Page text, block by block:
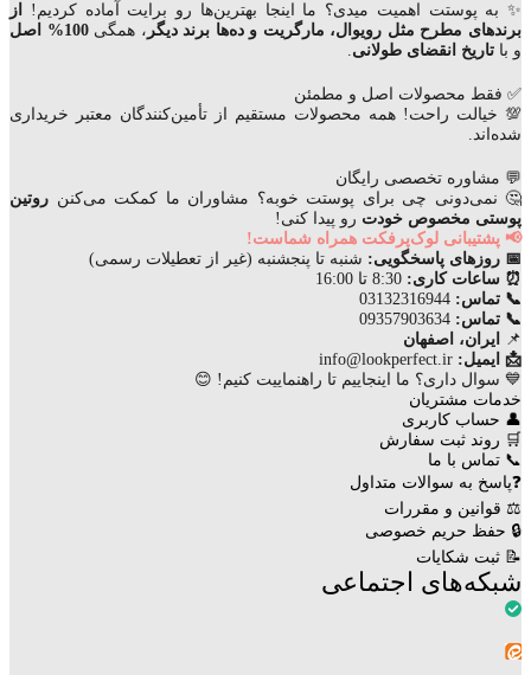
✨ به پوستت اهمیت میدی؟ ما اینجا بهترین‌ها رو برایت آماده کردیم!
از
برندهای مطرح مثل رویوال، مارگریت و ده‌ها برند دیگر ، همگی100% اصل
و با تاریخ انقضای طولانی.
✅ فقط محصولات اصل و مطمئن
💯 خیالت راحت! همه محصولات مستقیم از تأمین‌کنندگان معتبر خریداری
شده‌اند.
💬 مشاوره تخصصی رایگان
🤔 نمی‌دونی چی برای پوستت خوبه؟ مشاوران ما کمکت می‌کنن روتین
پوستی مخصوص خودت رو پیدا کنی!
📢 پشتیبانی لوک‌پرفکت همراه شماست!
📅 روزهای پاسخگویی: شنبه تا پنجشنبه (غیر از تعطیلات رسمی)
⏰ ساعات کاری:
📞 تماس:
📞 تماس:
📌
ایران، اصفهان
📩 ایمیل:
💙 سوال داری؟ ما اینجاییم تا راهنماییت کنیم! 😊
خدمات مشتریان
👤 حساب کاربری
🛒 روند ثبت سفارش
📞 تماس با ما
❓پاسخ به سوالات متداول
⚖ قوانین و مقررات
🔒 حفظ حریم خصوصی
📝 ثبت شکایات
شبکه‌های اجتماعی